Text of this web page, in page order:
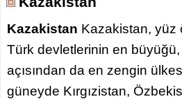
Kazakistan Kazakistan, yüz
Türk devletlerinin en
açısından da en zengin
güneyde Kırgızistan,